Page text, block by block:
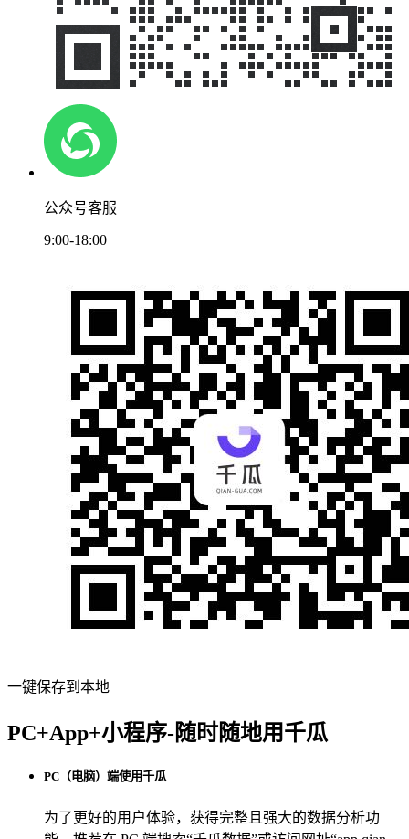
公众号客服
9:00-18:00
一键保存到本地
PC+App+小程序-随时随地用千瓜
PC（电脑）端使用千瓜
为了更好的用户体验，获得完整且强大的数据分析功